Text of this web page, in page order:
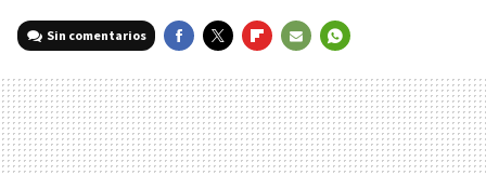
Sin comentarios
MAIL